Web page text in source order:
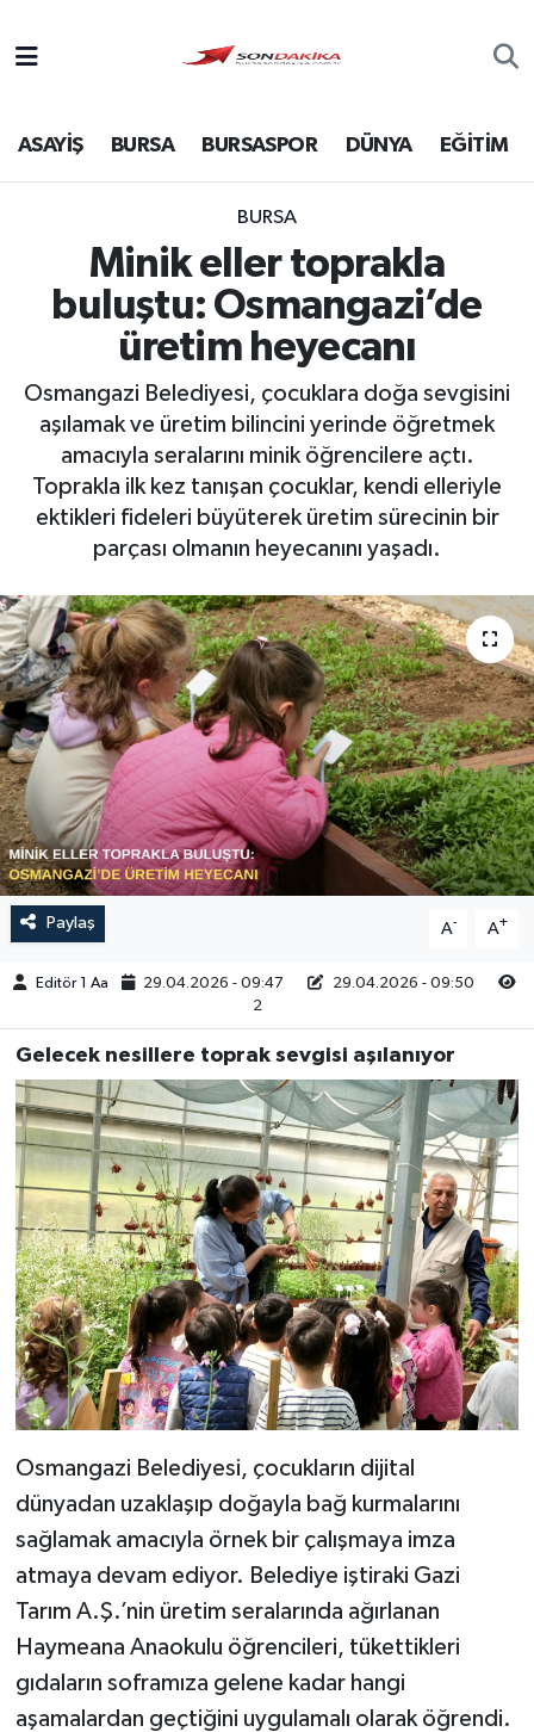
ASAYİŞ BURSA BURSASPOR DÜNYA EĞİTİM
BURSA
Minik eller toprakla
buluştu: Osmangazi’de
üretim heyecanı
Osmangazi Belediyesi, çocuklara doğa sevgisini
aşılamak ve üretim bilincini yerinde öğretmek
amacıyla seralarını minik öğrencilere açtı.
Toprakla ilk kez tanışan çocuklar, kendi elleriyle
ektikleri fideleri büyüterek üretim sürecinin bir
parçası olmanın heyecanını yaşadı.
Paylaş A- A+
Editör 1 Aa 29.04.2026 - 09:47
29.04.2026 - 09:50
2
Gelecek nesillere toprak sevgisi aşılanıyor
Osmangazi Belediyesi, çocukların dijital
dünyadan uzaklaşıp doğayla bağ kurmalarını
sağlamak amacıyla örnek bir çalışmaya imza
atmaya devam ediyor. Belediye iştiraki Gazi
Tarım A.Ş.’nin üretim seralarında ağırlanan
Haymeana Anaokulu öğrencileri, tükettikleri
gıdaların soframıza gelene kadar hangi
aşamalardan geçtiğini uygulamalı olarak öğrendi.
Bursa
Ekonomi
Foto Galeri
Genel
Gündem
Magazin
Siyaset
Spor
Türkiye
Video Galeri